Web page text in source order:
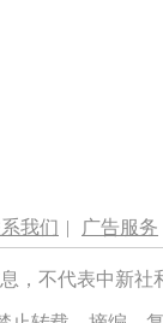
我们 | 广告服务
，不代表中新